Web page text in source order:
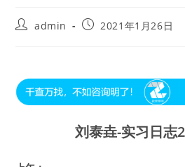
Postadmin
Post2021年1月26日
刘泰垚-实习日志